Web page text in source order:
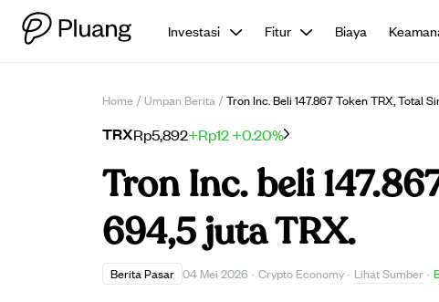
Investasi Fitur Biaya
Home / Umpan Berita / Tron Inc. Beli 147.867 Token TRX, Total
TRXRp5,892+Rp12+0.20%
Tron Inc. beli
694,5 juta TRX.
Berita Pasar 04 Mei 2026 · Crypto Economy · Lihat Sumber ·